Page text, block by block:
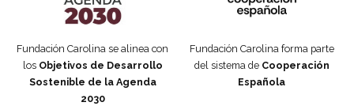
Fundación Carolina se alinea con
los Objetivos de Desarrollo
Sostenible de la Agenda
2030
Fundación Carolina forma parte
del sistema de Cooperación
Española